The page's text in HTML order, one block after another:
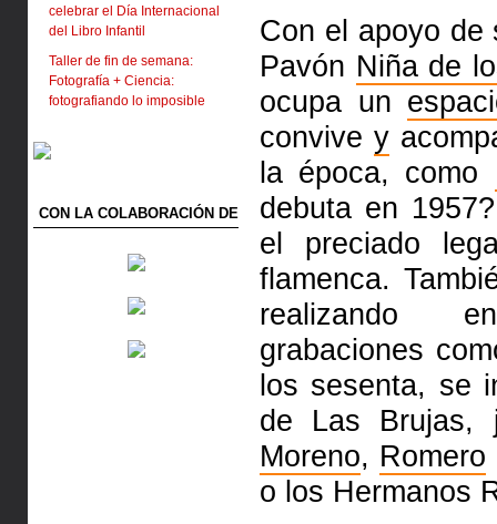
celebrar el Día Internacional
del Libro Infantil
Taller de fin de semana:
Fotografía + Ciencia:
fotografiando lo imposible
CON LA COLABORACIÓN DE
Con el apoyo de
Pavón Niña de
ocupa un
convive y
la época, como
debuta en
el preciado
flamenca.
realizando
grabaciones
los sesenta, se
de Las
Moreno, Romero
o los Hermanos